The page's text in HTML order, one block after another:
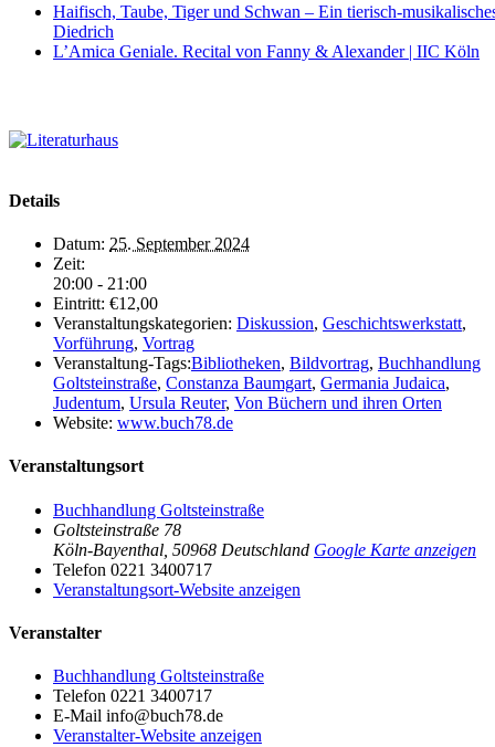
Haifisch, Taube, Tiger und Schwan – Ein tierisch-
Diedrich
L’Amica Geniale. Recital von Fanny & Alexander | IIC Köln
Details
Datum: 25. September 2024
Zeit:
20:00 - 21:00
Eintritt: €12,00
Veranstaltungskategorien: Diskussion, Geschichtswerkstatt,
Vorführung, Vortrag
Veranstaltung-Tags:Bibliotheken, Bildvortrag, Buchhandlung
Goltsteinstraße, Constanza Baumgart, Germania Judaica,
Judentum, Ursula Reuter, Von Büchern und ihren Orten
Website: www.buch78.de
Veranstaltungsort
Buchhandlung Goltsteinstraße
Goltsteinstraße 78
Köln-Bayenthal 50968 Deutschland Google Karte anzeigen
Telefon 0221 3400717
Veranstaltungsort-Website anzeigen
Veranstalter
Buchhandlung Goltsteinstraße
Telefon 0221 3400717
E-Mail info@buch78.de
Veranstalter-Website anzeigen